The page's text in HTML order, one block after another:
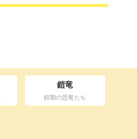
鎧竜
鎧類の恐竜たち